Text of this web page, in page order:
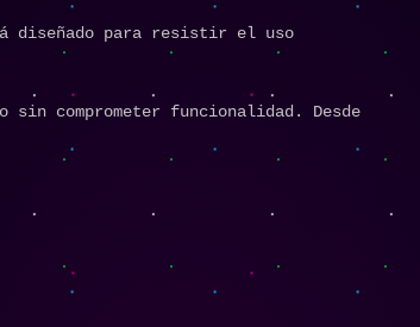
diseñado para resistir el uso
comprometer funcionalidad. Desde